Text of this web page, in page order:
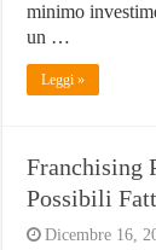
minimo
un …
Leggi »
Franchising
Possibili
Dicembre 16,